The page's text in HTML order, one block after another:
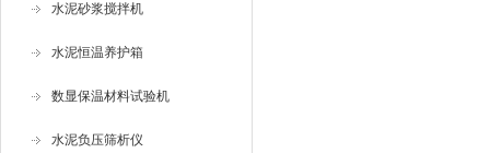
水泥砂浆搅拌机
水泥恒温养护箱
数显保温材料试验机
水泥负压筛析仪